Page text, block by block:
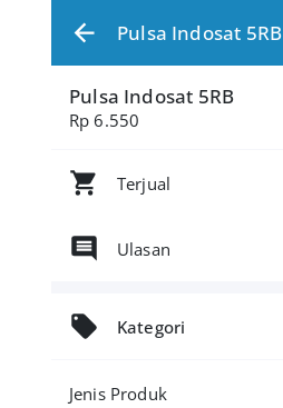
Pulsa Indosat 5RB
Pulsa Indosat 5RB
Rp 6.550
Terjual
Ulasan
Kategori
Jenis Produk